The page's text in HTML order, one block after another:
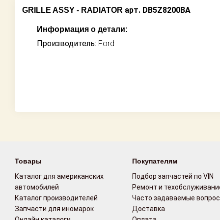
Возврат
Контакты
GRILLE ASSY - RADIATOR арт. DB5Z8200BA
Информация о детали:
Производитель: Ford
Товары
Каталог для американских
автомобилей
Каталог производителей
Запчасти для иномарок
Покупателям
Подбор запчастей по VIN
Ремонт и
Часто задаваемые
Доставка